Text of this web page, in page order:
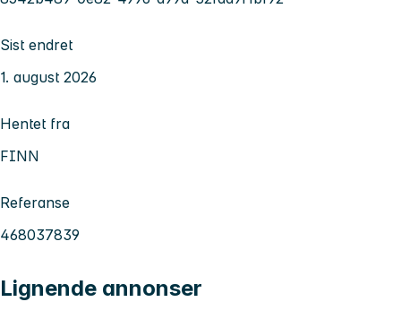
Sist endret
1. august 2026
Hentet fra
FINN
Referanse
468037839
Lignende annonser